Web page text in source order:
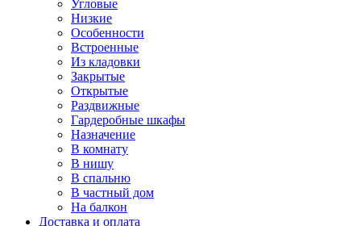
Угловые
Низкие
Особенности
Встроенные
Из кладовки
Закрытые
Открытые
Раздвижные
Гардеробные шкафы
Назначение
В комнату
В нишу
В спальню
В частный дом
На балкон
Доставка и оплата